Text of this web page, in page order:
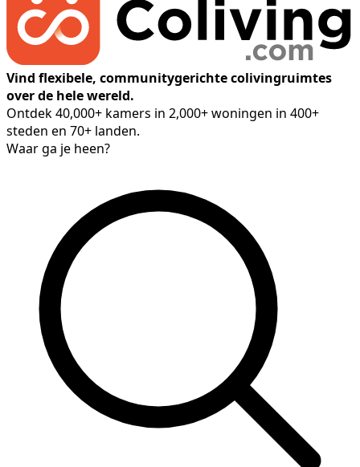
Vind flexibele, communitygerichte colivingruimtes
over de hele wereld.
Ontdek 40,000+ kamers in 2,000+ woningen in 400+
steden en 70+ landen.
Waar ga je heen?